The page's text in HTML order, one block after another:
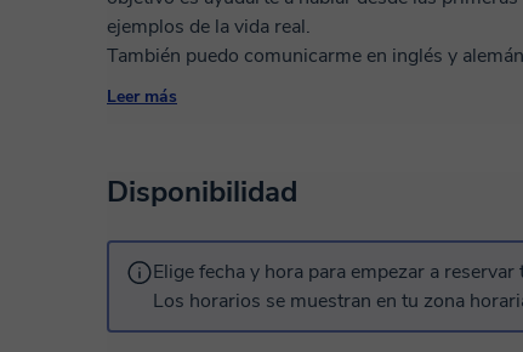
ejemplos de la vida real.
También puedo comunicarme en inglés y
internacionales y explicarles conceptos difíciles
¡No dudes en enviarme un mensaje y comenzar
Leer más
Disponibilidad
Elige fecha y hora para empezar a reservar
Los horarios se muestran en tu zona